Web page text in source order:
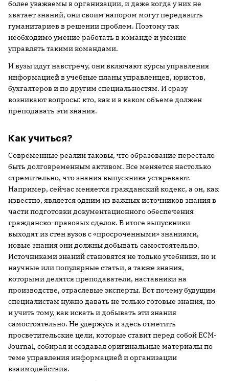
более уважаемы в организации, и даже когда у них не
хватает знаний, они своим напором могут передавить
гуманитариев в решении проблем. Поэтому так
необходимо умение работать в команде и умение
управлять такими командами.
И вузы идут навстречу, они включают курсы управления
информацией в учебные планы управленцев, юристов,
бухгалтеров и по другим специальностям. И сразу
возникают вопросы: кто, как и в каком объеме должен
преподавать эти знания.
Как учиться?
Современные реалии таковы, что образование перестало
быть долговременным активом. Все меняется настолько
стремительно, что знания выпускника устаревают.
Например, сейчас меняется гражданский кодекс, а он, как
известно, является одним из важных источников знания в
части подготовки документационного обеспечения
гражданско-правовых сделок. В итоге выпускники
выходят из стен вузов с «просроченными» знаниями,
новые знания они должны добывать самостоятельно.
Источниками знаний становятся не только учебники, но и
научные или популярные статьи, а также знания,
которыми делятся преподаватели, наставники на
производстве, отраслевые эксперты. Вот почему будущим
специалистам нужно давать не только готовые знания, но
и учить тому, как искать и добывать эти знания
самостоятельно. Не удержусь и здесь отметить
просветительские цели, которые ставит перед собой ECM-
Journal, собирая и создавая оригинальные материалы по
теме управления информацией и организации
взаимодействия.